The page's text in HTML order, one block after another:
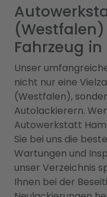
Fahrzeug
Unser
nicht nur eine
(Westfalen),
Autolackierern.
Autowerkstatt
Sie bei uns die
Wartungen und
unser Verzeichnis
Ihnen bei der